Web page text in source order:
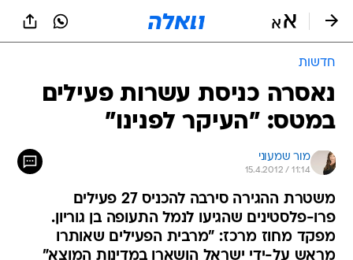
חדשות
נאסרה כניסת עשרות פעילים
במטס: "העיקר לפנינו"
מור שמעוני
15.4.2012 / 11:14
משטרת ההגירה סירבה להכניס 27 פעילים
פרו-פלסטינים שהגיעו לנמל התעופה בן גוריון.
מפקד מחוז מרכז: "מרבית הפעילים שאותרו
מראש על-ידי ישראל הושארו במדינות המוצא"